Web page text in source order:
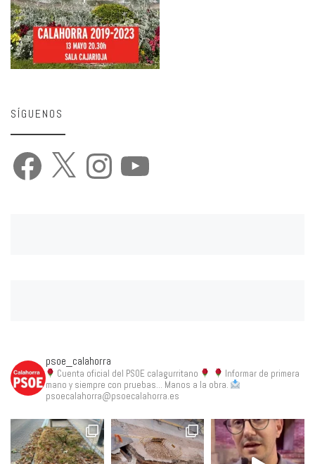
SÍGUENOS
Facebook Instagram YouTube
psoe_calahorra
Cuenta oficial del PSOE calagurritano
Informar de primera
mano y siempre con pruebas... Manos a la obra.
psoecalahorra@psoecalahorra.es